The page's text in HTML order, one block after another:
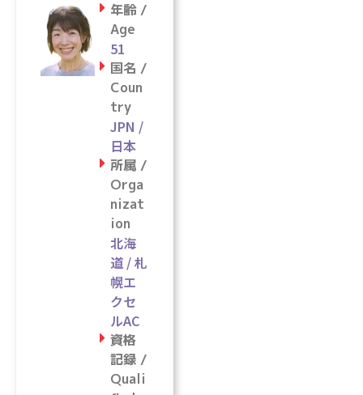
年齢 /
Age
51
国名 /
Coun
try
JPN /
日本
所属 /
Orga
nizat
ion
北海
道 / 札
幌エ
クセ
ルAC
資格
記録 /
Quali